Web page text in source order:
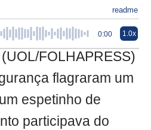
readme
0:00 1.0x
FOLHAPRESS)
flagraram um
espetinho de
participava do